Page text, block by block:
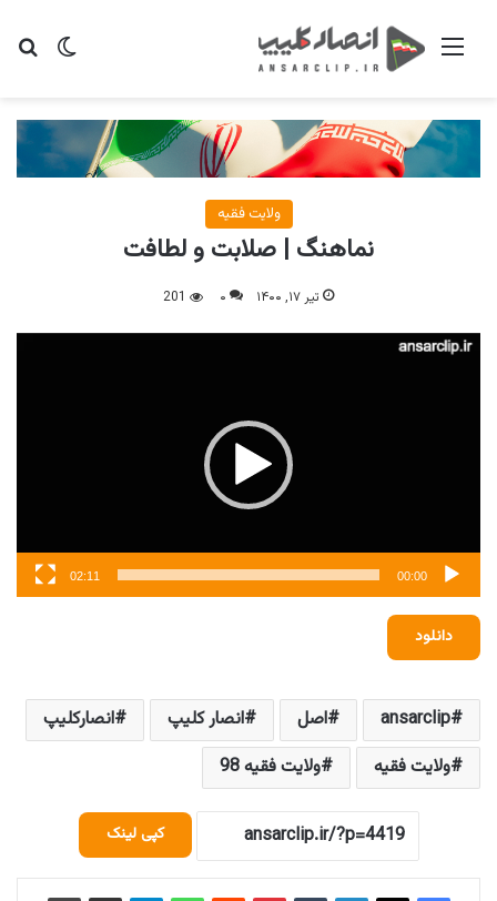
تغییر منو
ولایت فقیه
نماهنگ | صلابت و لطافت
تیر ۱۷, ۱۴۰۰ ۰ 201
نمایشگر
ویدیو
00:00
02:11
دانلود
ansarclip اصل انصار کلیپ
انصارکلیپ
ولایت فقیه
ولایت فقیه 98
کپی لینک